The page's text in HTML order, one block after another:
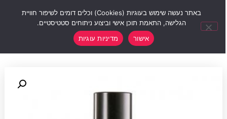
באתר נעשה שימוש בעוגיות (Cookies) וכלים דומים לשיפור חוויית
הגלישה, התאמת תוכן אישי וביצוע ניתוחים סטטיסטיים.
אישור
מדיניות עוגיות